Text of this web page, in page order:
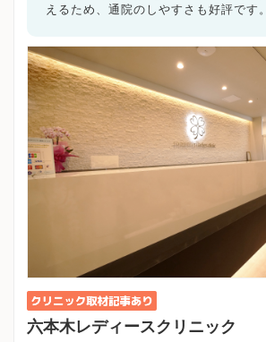
えるため、通院のしやすさも好評です。
六本木レディースクリニック